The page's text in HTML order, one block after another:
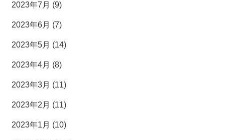
2023年7月 (9)
2023年6月 (7)
2023年5月 (14)
2023年4月 (8)
2023年3月 (11)
2023年2月 (11)
2023年1月 (10)